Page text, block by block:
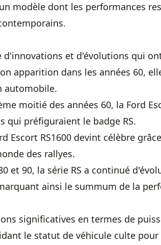
modèle dont les performances
d'innovations et d'évolutions qui
apparition dans les années 60,
automobile.
moitié des années 60, la Ford
qui préfiguraient le badge RS.
Escort RS1600 devint célèbre
des rallyes.
et 90, la série RS a continué
ainsi le summum de la
significatives en termes de
le statut de véhicule culte pour